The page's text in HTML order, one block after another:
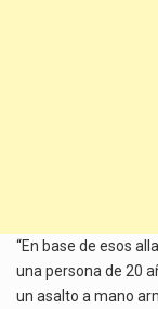
“En base de esos
una persona de 20
un asalto a mano